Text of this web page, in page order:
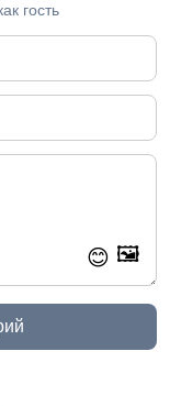
гость
😊 🖼️